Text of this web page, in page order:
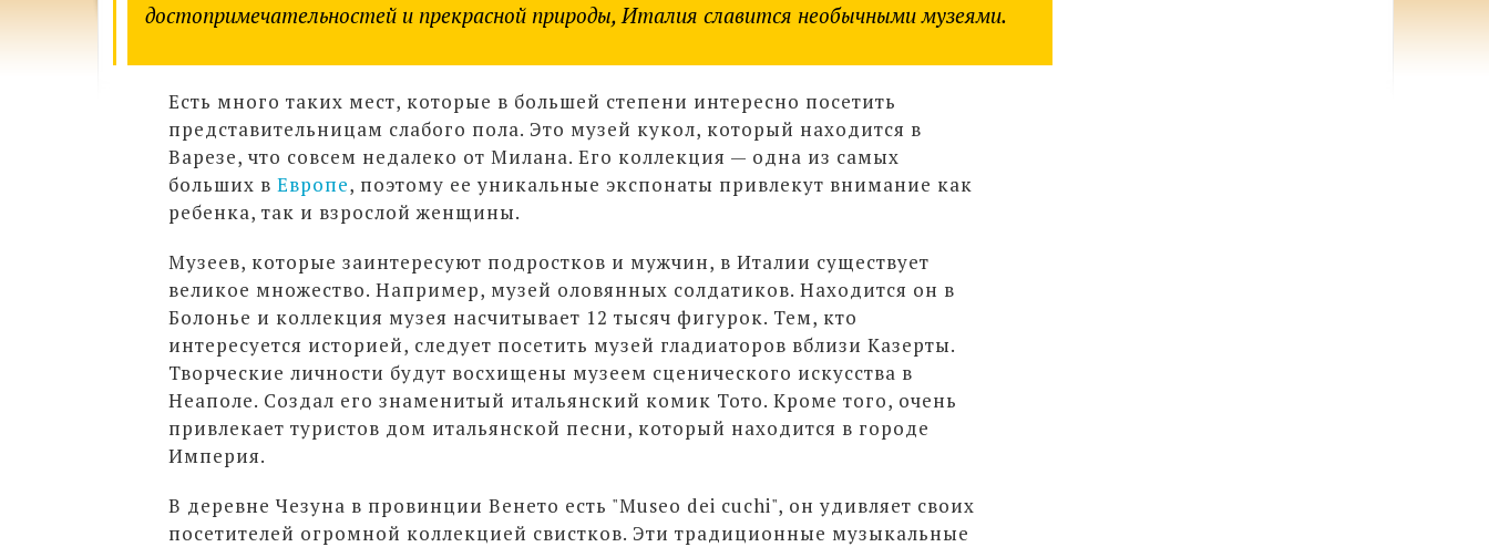
достопримечательностей и прекрасной природы, Италия славится необычными музеями.
Есть много таких мест, которые в большей степени интересно посетить
представительницам слабого пола. Это музей кукол, который находится в
Варезе, что совсем недалеко от Милана. Его коллекция — одна из самых
больших в Европе, поэтому ее уникальные экспонаты привлекут внимание как
ребенка, так и взрослой женщины.
Музеев, которые заинтересуют подростков и мужчин, в Италии существует
великое множество. Например, музей оловянных солдатиков. Находится он в
Болонье и коллекция музея насчитывает 12 тысяч фигурок. Тем, кто
интересуется историей, следует посетить музей гладиаторов вблизи Казерты.
Творческие личности будут восхищены музеем сценического искусства в
Неаполе. Создал его знаменитый итальянский комик Тото. Кроме того, очень
привлекает туристов дом итальянской песни, который находится в городе
Империя.
В деревне Чезуна в провинции Венето есть "Museo dei cuchi", он удивляет своих
посетителей огромной коллекцией свистков. Эти традиционные музыкальные